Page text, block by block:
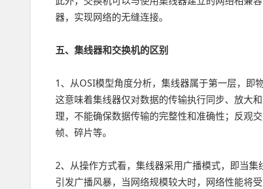
器，实现网络的无缝连接。
五、集线器和交换机的区别
1、从OSI模型角度分析，集线器属于第一层，即
这意味着集线器仅对数据的传输执行同步、放大
理，不能确保数据传输的完整性和准确性；反观
帧、碎片等。
2、从操作方式看，集线器采用广播模式，即当
引发广播风暴，当网络规模较大时，网络性能将